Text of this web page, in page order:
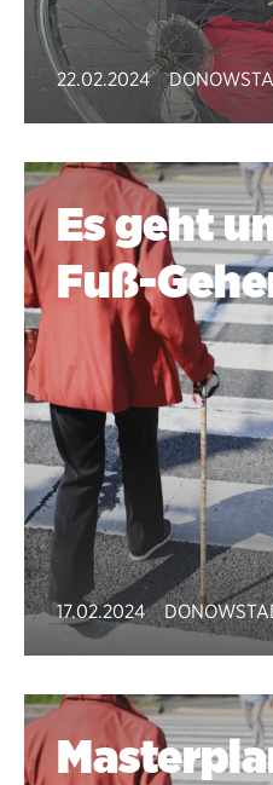
22.02.2024
Es geht
Fuß-
17.02.2024